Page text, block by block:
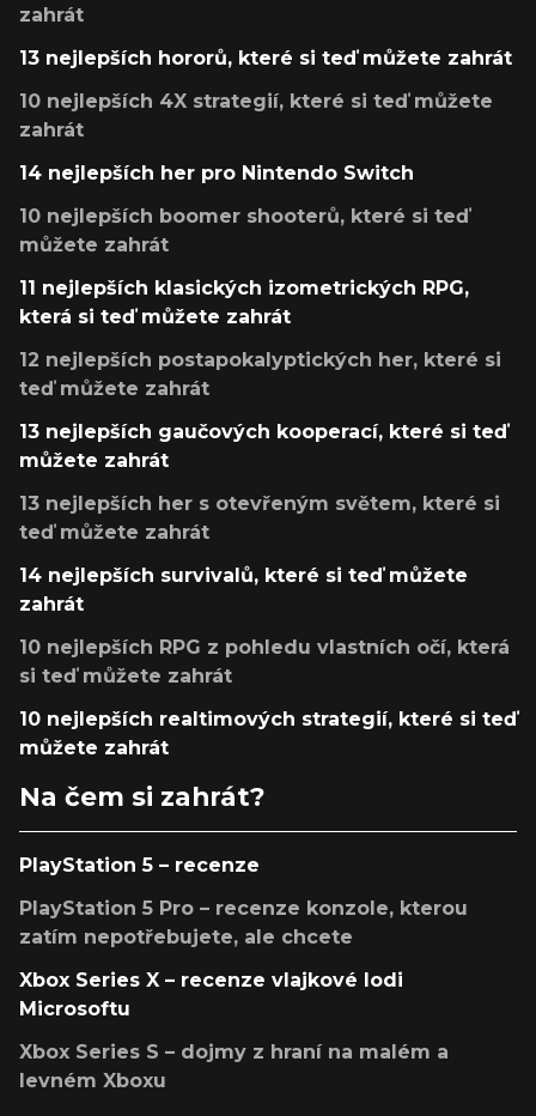
zahrát
13 nejlepších hororů, které si teď můžete zahrát
10 nejlepších 4X strategií, které si teď můžete
zahrát
14 nejlepších her pro Nintendo Switch
10 nejlepších boomer shooterů, které si teď
můžete zahrát
11 nejlepších klasických izometrických RPG,
která si teď můžete zahrát
12 nejlepších postapokalyptických her, které si
teď můžete zahrát
13 nejlepších gaučových kooperací, které si teď
můžete zahrát
13 nejlepších her s otevřeným světem, které si
teď můžete zahrát
14 nejlepších survivalů, které si teď můžete
zahrát
10 nejlepších RPG z pohledu vlastních očí, která
si teď můžete zahrát
10 nejlepších realtimových strategií, které si teď
můžete zahrát
Na čem si zahrát?
PlayStation 5 – recenze
PlayStation 5 Pro – recenze konzole, kterou
zatím nepotřebujete, ale chcete
Xbox Series X – recenze vlajkové lodi
Microsoftu
Xbox Series S – dojmy z hraní na malém a
levném Xboxu